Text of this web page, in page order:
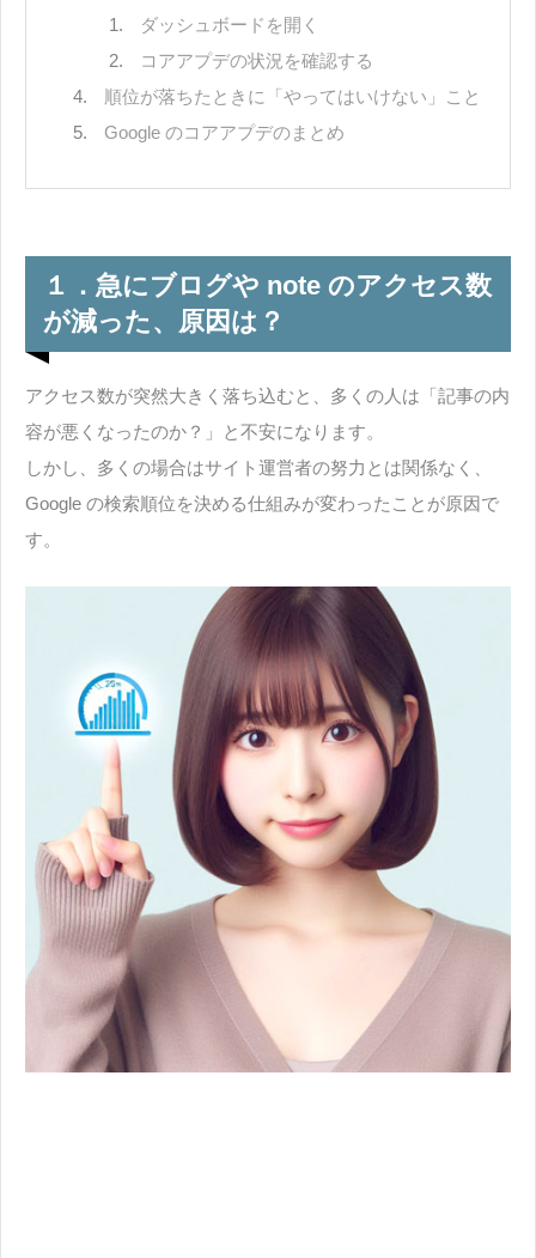
ダッシュボードを開く
コアアプデの状況を確認する
順位が落ちたときに「やってはいけない」こと
Google のコアアプデのまとめ
１．急にブログや note のアクセス数
が減った、原因は？
アクセス数が突然大きく落ち込むと、多くの人は「記事の内
容が悪くなったのか？」と不安になります。
しかし、多くの場合はサイト運営者の努力とは関係なく、
Google の検索順位を決める仕組みが変わったことが原因で
す。